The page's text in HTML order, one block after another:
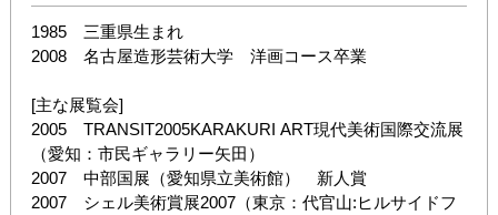
1985　三重県生まれ
2008　名古屋造形芸術大学　洋画コース卒業
[主な展覧会]
2005　TRANSIT2005KARAKURI ART現代美術国際交流展
（愛知：市民ギャラリー矢田）
2007　中部国展（愛知県立美術館）　新人賞
2007　シェル美術賞展2007（東京：代官山:ヒルサイドフ